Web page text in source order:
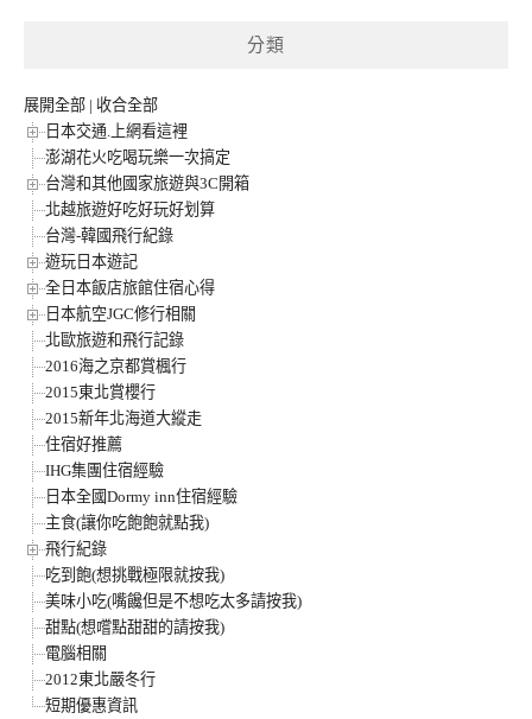
分類
展開全部 | 收合全部
日本交通.上網看這裡
澎湖花火吃喝玩樂一次搞定
台灣和其他國家旅遊與3C開箱
北越旅遊好吃好玩好划算
台灣-韓國飛行紀錄
遊玩日本遊記
全日本飯店旅館住宿心得
日本航空JGC修行相關
北歐旅遊和飛行記錄
2016海之京都賞楓行
2015東北賞櫻行
2015新年北海道大縱走
住宿好推薦
IHG集團住宿經驗
日本全國Dormy inn住宿經驗
主食(讓你吃飽飽就點我)
飛行紀錄
吃到飽(想挑戰極限就按我)
美味小吃(嘴饞但是不想吃太多請按我)
甜點(想嚐點甜甜的請按我)
電腦相關
2012東北嚴冬行
短期優惠資訊